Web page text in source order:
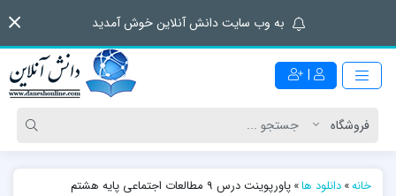
به وب سایت دانش آنلاین خوش آمدید
|
خانه»دانلود ها»پاورپوینت درس 9 مطالعات اجتماعی پایه هشتم